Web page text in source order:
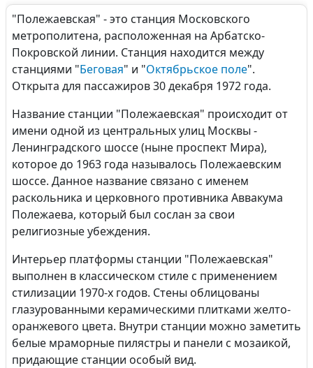
"Полежаевская" - это станция Московского
метрополитена, расположенная на Арбатско-
Покровской линии. Станция находится между
станциями "Беговая" и "Октябрьское поле".
Открыта для пассажиров 30 декабря 1972 года.
Название станции "Полежаевская" происходит от
имени одной из центральных улиц Москвы -
Ленинградского шоссе (ныне проспект Мира),
которое до 1963 года называлось Полежаевским
шоссе. Данное название связано с именем
раскольника и церковного противника Аввакума
Полежаева, который был сослан за свои
религиозные убеждения.
Интерьер платформы станции "Полежаевская"
выполнен в классическом стиле с применением
стилизации 1970-х годов. Стены облицованы
глазурованными керамическими плитками желто-
оранжевого цвета. Внутри станции можно заметить
белые мраморные пилястры и панели с мозаикой,
придающие станции особый вид.